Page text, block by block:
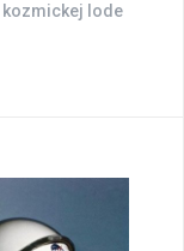
kozmickej lode